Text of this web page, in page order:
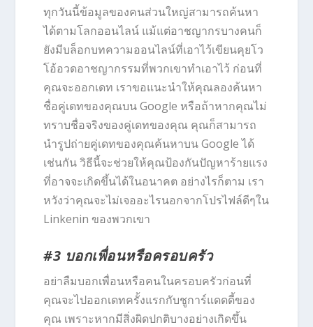
ทุกวันนี้ข้อมูลของคนส่วนใหญ่สามารถค้นหา
ได้ตามโลกออนไลน์ แม้แต่อาชญากรบางคนก็
ยังมีบล็อกบทความออนไลน์ที่เอาไว้เขียนคุยโว
โอ้อวดอาชญากรรมที่พวกเขาทำเอาไว้ ก่อนที่
คุณจะออกเดท เราขอแนะนำให้คุณลองค้นหา
ชื่อคู่เดทของคุณบน Google หรือถ้าหากคุณไม่
ทราบชื่อจริงของคู่เดทของคุณ คุณก็สามารถ
นำรูปถ่ายคู่เดทของคุณค้นหาบน Google ได้
เช่นกัน วิธีนี้จะช่วยให้คุณป้องกันปัญหาร้ายแรง
ที่อาจจะเกิดขึ้นได้ในอนาคต อย่างไรก็ตาม เรา
หวังว่าคุณจะไม่เจออะไรนอกจากโปรไฟล์ดีๆใน
Linkenin ของพวกเขา
#3 บอกเพื่อนหรือครอบครัว
อย่าลืมบอกเพื่อนหรือคนในครอบครัวก่อนที่
คุณจะไปออกเดทครั้งแรกกับชูการ์แดดดี้ของ
คุณ เพราะหากมีสิ่งผิดปกติบางอย่างเกิดขึ้น